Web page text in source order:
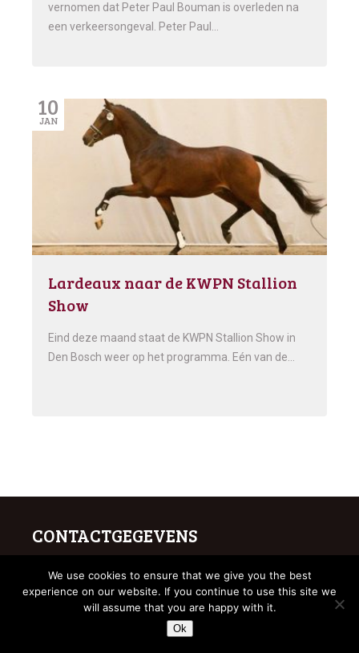
vernomen dat Peter Paul Bouman is overleden na
een verkeersongeval. Peter Paul…
10
JAN
Lardeaux naar de KWPN Stallion
Show
Eind deze maand staat de KWPN Stallion Show in
Den Bosch weer op het programma. Eén van de…
CONTACTGEGEVENS
Rijksweg 45
5995 NT Kesselinfo@limburgseveulenveiling.nl
We use cookies to ensure that we give you the best
experience on our website. If you continue to use this site we
will assume that you are happy with it.
Ok